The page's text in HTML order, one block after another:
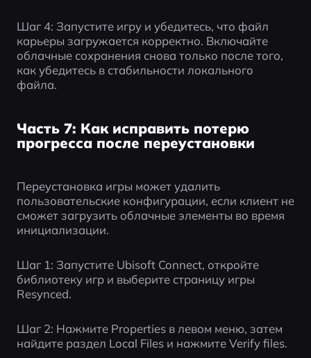
Шаг 4: Запустите игру и убедитесь, что файл
карьеры загружается корректно. Включайте
облачные сохранения снова только после того,
как убедитесь в стабильности локального
файла.
Часть 7: Как исправить потерю
прогресса после переустановки
Переустановка игры может удалить
пользовательские конфигурации, если клиент не
сможет загрузить облачные элементы во время
инициализации.
Шаг 1: Запустите Ubisoft Connect, откройте
библиотеку игр и выберите страницу игры
Resynced.
Шаг 2: Нажмите Properties в левом меню, затем
найдите раздел Local Files и нажмите Verify files.